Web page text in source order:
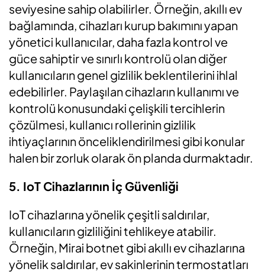
seviyesine sahip olabilirler. Örneğin, akıllı ev
bağlamında, cihazları kurup bakımını yapan
yönetici kullanıcılar, daha fazla kontrol ve
güce sahiptir ve sınırlı kontrolü olan diğer
kullanıcıların genel gizlilik beklentilerini ihlal
edebilirler. Paylaşılan cihazların kullanımı ve
kontrolü konusundaki çelişkili tercihlerin
çözülmesi, kullanıcı rollerinin gizlilik
ihtiyaçlarının önceliklendirilmesi gibi konular
halen bir zorluk olarak ön planda durmaktadır.
5. IoT Cihazlarının İç Güvenliği
IoT cihazlarına yönelik çeşitli saldırılar,
kullanıcıların gizliliğini tehlikeye atabilir.
Örneğin, Mirai botnet gibi akıllı ev cihazlarına
yönelik saldırılar, ev sakinlerinin termostatları